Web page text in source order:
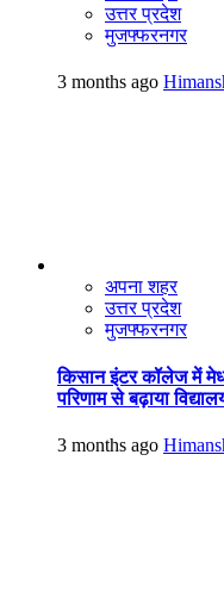
उत्तर प्रदेश
मुजफ्फरनगर
3 months ago
अपना शहर
उत्तर प्रदेश
मुजफ्फरनगर
किसान इंटर कॉलेज में
परिणाम से बढ़ाया
3 months ago